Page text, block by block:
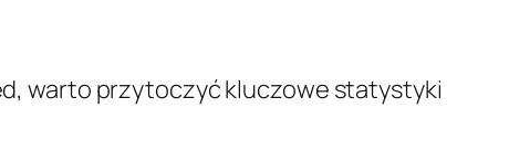
warto przytoczyć kluczowe statystyki